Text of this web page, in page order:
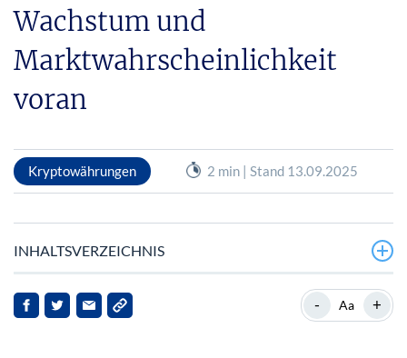
Wachstum und
Marktwahrscheinlichkeit
voran
Kryptowährungen 2 min | Stand 13.09.2025
INHALTSVERZEICHNIS
Chainlink übertrifft 100 Milliarden USD an gesichertem
Gesamtwert
- Aa +